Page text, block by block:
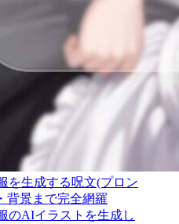
を生成する呪文(プロン
背景まで完全網羅
のAIイラストを生成し